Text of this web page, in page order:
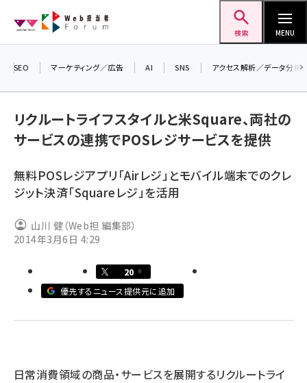
ン
検索 MENU
ai (2804)
note (2312)
z世代 (1622)
SEO マーケティング／広告 AI SNS アクセス解析／データ分析
リクルートライフスタイルと米Square、両社の
サービスの連携でPOSレジサービスを提供
無料POSレジアプリ「Airレジ」とモバイル端末でのクレ
ジット決済「Squareレジ」を活用
山川 健（Web担 編集部）
2014年3月6日 4:29
20
優先するニュース提供元に追加
日常消費領域の商品・サービスを展開するリクルートライ